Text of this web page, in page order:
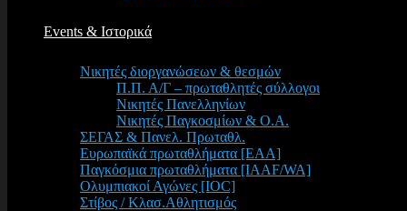
Events & Ιστορικά
Νικητές διοργανώσεων & θεσμών
Π.Π. Α/Γ – πρωταθλητές σύλλογοι
Νικητές Πανελληνίων
Νικητές Παγκοσμίων & Ο.Α.
ΣΕΓΑΣ & Πανελ. Πρωταθλ.
Ευρωπαϊκά πρωταθλήματα [EAA]
Παγκόσμια πρωταθλήματα [IAAF/WA]
Ολυμπιακοί Αγώνες [IOC]
Στίβος / Κλασ.Αθλητισμός